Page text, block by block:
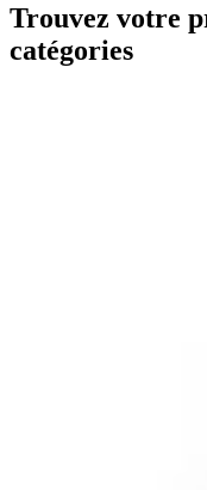
Trouvez votre
catégories